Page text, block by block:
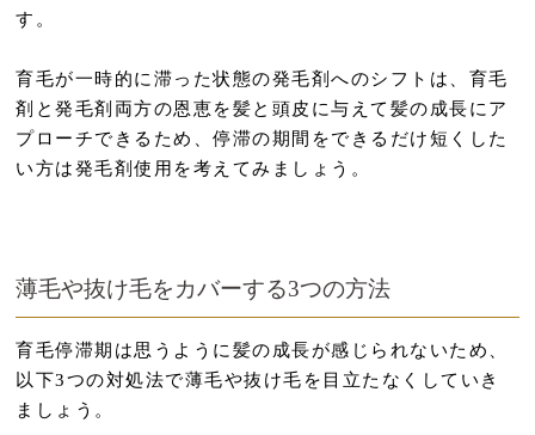
す。
育毛が一時的に滞った状態の発毛剤へのシフトは、育毛
剤と発毛剤両方の恩恵を髪と頭皮に与えて髪の成長にア
プローチできるため、停滞の期間をできるだけ短くした
い方は発毛剤使用を考えてみましょう。
薄毛や抜け毛をカバーする3つの方法
育毛停滞期は思うように髪の成長が感じられないため、
以下3つの対処法で薄毛や抜け毛を目立たなくしていき
ましょう。